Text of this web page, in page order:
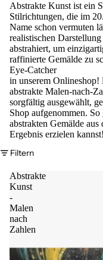
Abstrakte Kunst ist ein
Stilrichtungen, die im
Name schon vermuten
realistischen
abstrahiert, um
raffinierte Gemälde zu
Eye-Catcher
in unserem
abstrakte Malen-nach-
sorgfältig ausgewählt,
Shop aufgenommen.
abstrakten Gemälde
Ergebnis erzielen kannst!
Filtern
Abstrakte
Kunst
-
Malen
nach
Zahlen